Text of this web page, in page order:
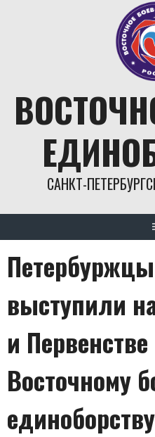
САНКТ-
выступили
и
Восточному